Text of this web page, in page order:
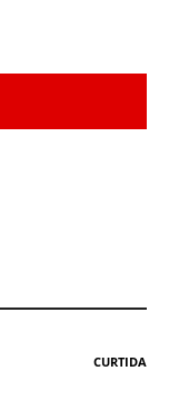
CURTIDA